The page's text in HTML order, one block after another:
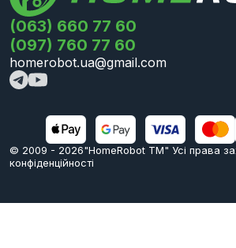
(063) 660 77 60
(097) 760 77 60
homerobot.ua@gmail.com
© 2009 - 2026"HomeRobot ТМ" Усi права
конфіденційності